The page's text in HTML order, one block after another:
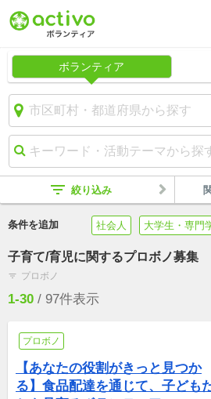
ボランティア
filter_list 絞り込み
条件を追加 社会人 大学生・専門
子育て/育児に関するプロボノ募集
filter_list プロボノ
1-30 / 97件表示
プロボノ
【あなたの役割がきっと見つか
る】食品配達を通じて、子ども